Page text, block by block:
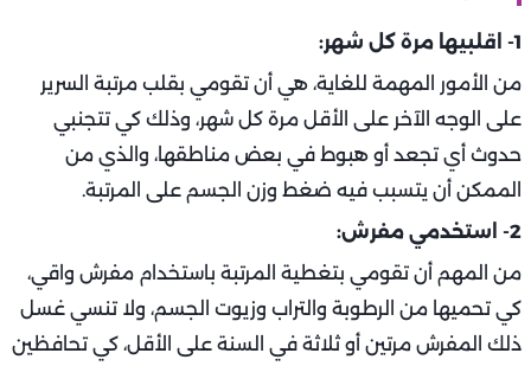
1- اقلبيها مرة كل شهر:
من الأمور المهمة للغاية، هي أن تقومي بقلب مرتبة السرير
على الوجه الآخر على الأقل مرة كل شهر، وذلك كي تتجنبي
حدوث أي تجعد أو هبوط في بعض مناطقها، والذي من
الممكن أن يتسبب فيه ضغط وزن الجسم على المرتبة.
2- استخدمي مفرش:
من المهم أن تقومي بتغطية المرتبة باستخدام مفرش واقي،
كي تحميها من الرطوبة والتراب وزيوت الجسم، ولا تنسي غسل
ذلك المفرش مرتين أو ثلاثة في السنة على الأقل، كي تحافظين